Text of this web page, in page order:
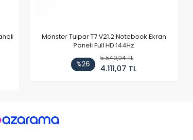
Monster Tulpar T7 V21.2 Notebook Ekran
Paneli Full HD 144Hz
%26
5.549,94 TL
4.111,07 TL